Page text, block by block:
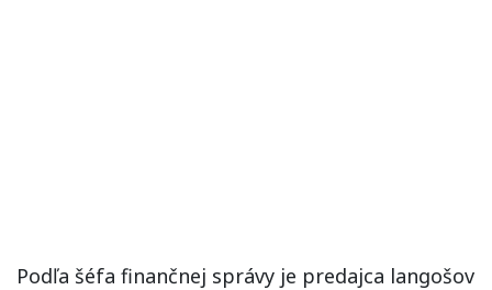
Podľa šéfa finančnej správy je predajca langošov